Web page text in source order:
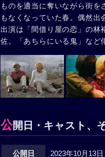
ものを適当に奪いながら街
もなくなっていた春。偶然出
出演は「間借り屋の恋」の林
佐。「あちらにいる鬼」など
公開日・キャスト、
公開日 2023年10月13日